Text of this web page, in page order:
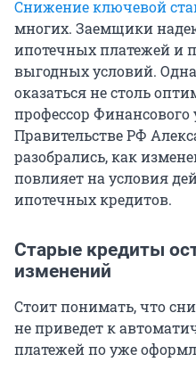
Снижение ключевой
многих. Заемщики
ипотечных платежей и
выгодных условий.
оказаться не столь
профессор Финансового
Правительстве РФ
разобрались, как
повлияет на условия
ипотечных кредитов.
Старые кредиты
изменений
Стоит понимать, что
не приведет к
платежей по уже